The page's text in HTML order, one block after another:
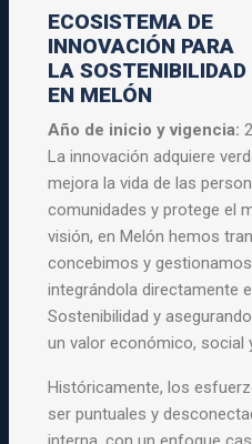
ECOSISTEMA DE
INNOVACIÓN PARA
LA SOSTENIBILIDAD
EN MELÓN
Año de inicio y vigencia:
La innovación adquiere
mejora la vida de las
comunidades y protege el
visión, en Melón hemos
concebimos y
integrándola directamente
Sostenibilidad y
un valor económico, social
Históricamente, los
ser puntuales y